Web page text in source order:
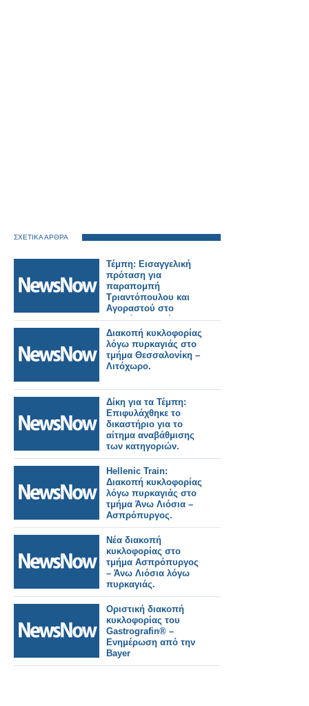
ΣΧΕΤΙΚΑ ΑΡΘΡΑ
Τέμπη: Εισαγγελική
πρόταση για
παραπομπή
Τριαντόπουλου και
Αγοραστού στο
Ειδικό Δικαστήριο.
Διακοπή κυκλοφορίας
λόγω πυρκαγιάς στο
τμήμα Θεσσαλονίκη –
Λιτόχωρο.
Δίκη για τα Τέμπη:
Επιφυλάχθηκε το
δικαστήριο για το
αίτημα αναβάθμισης
των κατηγοριών.
Hellenic Train:
Διακοπή κυκλοφορίας
λόγω πυρκαγιάς στο
τμήμα Άνω Λιόσια –
Ασπρόπυργος.
Νέα διακοπή
κυκλοφορίας στο
τμήμα Ασπρόπυργος
– Άνω Λιόσια λόγω
πυρκαγιάς.
Οριστική διακοπή
κυκλοφορίας του
Gastrografin® –
Ενημέρωση από την
Bayer